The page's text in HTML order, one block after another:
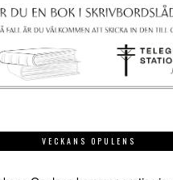
VECKANS OPULENS